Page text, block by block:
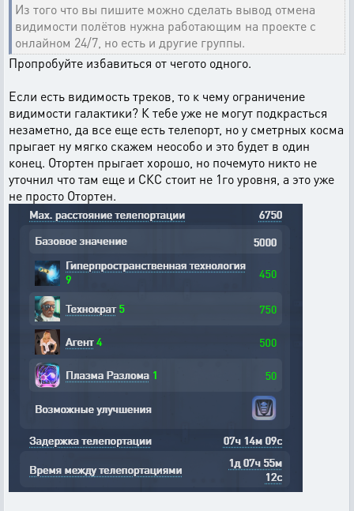
Из того что вы пишите можно сделать вывод отмена
видимости полётов нужна работающим на проекте с
онлайном 24/7, но есть и другие группы.
Пропробуйте избавиться от чегото одного.
Если есть видимость треков, то к чему ограничение
видимости галактики? К тебе уже не могут подкрасться
незаметно, да все еще есть телепорт, но у сметрных косма
прыгает ну мягко скажем неособо и это будет в один
конец. Отортен прыгает хорошо, но почемуто никто не
уточнил что там еще и СКС стоит не 1го уровня, а это уже
не просто Отортен.